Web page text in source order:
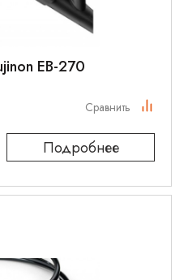
EB-270
Подробнее
Сравнить